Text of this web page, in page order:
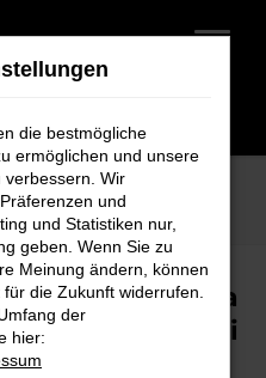
Porsche Panamera
für Rotenburg bei Schmidt + Koch
Panamera
Rotenburg bei
die bestmögliche
ermöglichen und unsere
verbessern. Wir
und
und Statistiken nur,
geben. Wenn Sie zu
Meinung ändern, können
die Zukunft widerrufen.
der
hier: